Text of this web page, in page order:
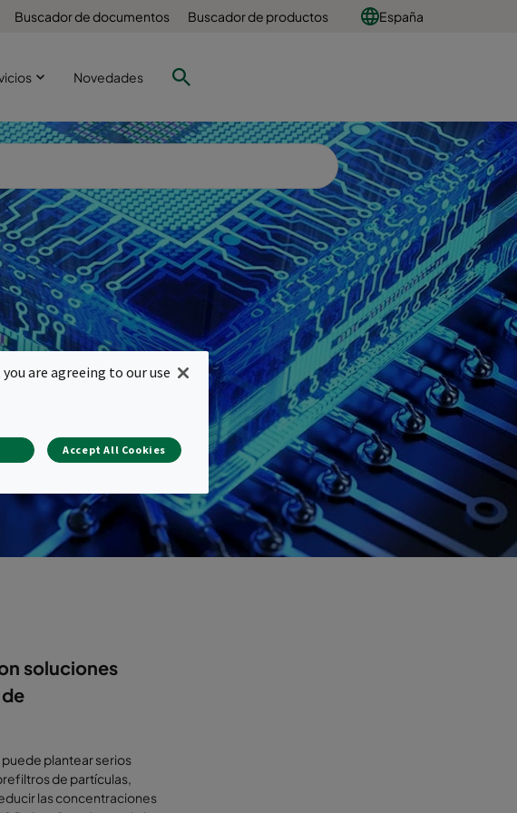
Buscador de documentos Buscador de productos España
Novedades
soluciones
plantear serios
de partículas,
las concentraciones
are agreeing to our use
Accept All Cookies